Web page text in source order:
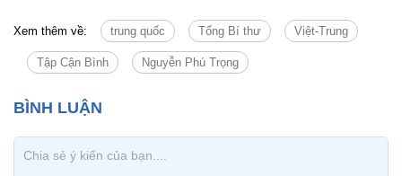
Xem thêm về: trung quốc Tổng Bí thư Việt-Trung
Tập Cận Bình Nguyễn Phú Trọng